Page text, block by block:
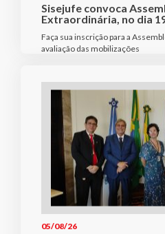
Sisejufe convoca
Extraordinária, no dia
Faça sua inscrição para a
avaliação das mobilizações
05/08/26